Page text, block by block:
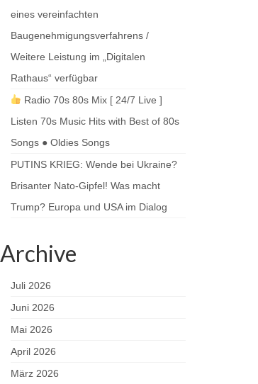
eines vereinfachten
Baugenehmigungsverfahrens /
Weitere Leistung im „Digitalen
Rathaus“ verfügbar
Radio 70s 80s Mix [ 24/7 Live ]
Listen 70s Music Hits with Best of 80s
Songs ● Oldies Songs
PUTINS KRIEG: Wende bei Ukraine?
Brisanter Nato-Gipfel! Was macht
Trump? Europa und USA im Dialog
Archive
Juli 2026
Juni 2026
Mai 2026
April 2026
März 2026